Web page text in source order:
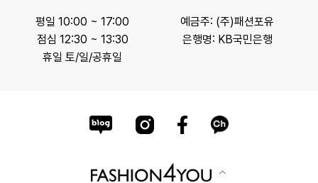
평일 10:00 ~ 17:00
점심 12:30 ~ 13:30
휴일 토/일/공휴일
예금주: (주)패션포유
은행명: KB국민은행